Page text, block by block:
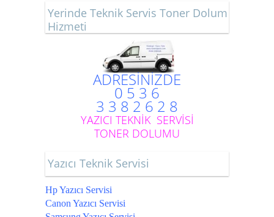
Yerinde Teknik Servis Toner Dolum
Hizmeti
ADRESİNİZDE
0 5 3 6
3 3 8 2 6 2 8
YAZICI TEKNİK SERVİSİ
TONER DOLUMU
Yazıcı Teknik Servisi
Hp Yazıcı Servisi
Canon Yazıcı Servisi